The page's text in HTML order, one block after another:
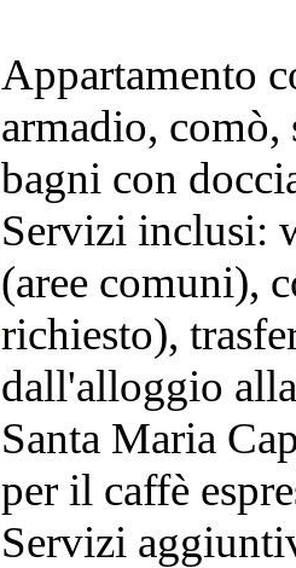
Appartamento
armadio, comò,
bagni con
Servizi inclusi:
(aree comuni),
richiesto),
dall'alloggio
Santa Maria
per il caffè
Servizi